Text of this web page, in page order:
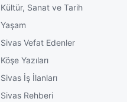
Kültür, Sanat ve Tarih
Yaşam
Sivas Vefat Edenler
Köşe Yazıları
Sivas İş İlanları
Sivas Rehberi